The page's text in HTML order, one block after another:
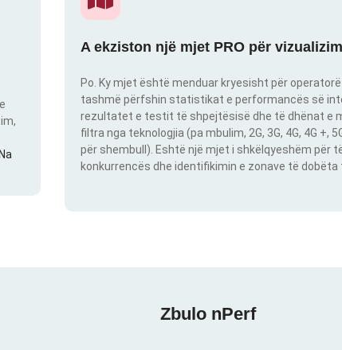
Na
A ekziston një mjet PRO për
Po. Ky mjet është menduar kryesisht për
tashmë përfshin statistikat e performancës së
rezultatet e testit të shpejtësisë dhe të dhënat e
filtra nga teknologjia (pa mbulim, 2G, 3G, 4G, 4G
për shembull). Eshtë një mjet i shkëlqyeshëm për
konkurrencës dhe identifikimin e zonave të
Zbulo nPerf